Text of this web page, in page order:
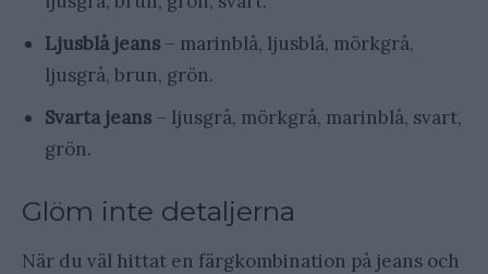
Ljusblå jeans – marinblå, ljusblå, mörkgrå,
ljusgrå, brun, grön.
Svarta jeans – ljusgrå, mörkgrå, marinblå, svart,
grön.
Glöm inte detaljerna
När du väl hittat en färgkombination på jeans och